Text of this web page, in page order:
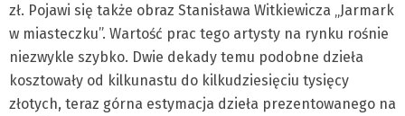
zł. Pojawi się także obraz Stanisława Witkiewicza „Jarmark
w miasteczku”. Wartość prac tego artysty na rynku rośnie
niezwykle szybko. Dwie dekady temu podobne dzieła
kosztowały od kilkunastu do kilkudziesięciu tysięcy
złotych, teraz górna estymacja dzieła prezentowanego na